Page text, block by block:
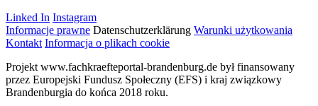
Linked In Instagram
Informacje prawne Datenschutzerklärung Warunki użytkowania
Kontakt Informacja o plikach cookie
Projekt www.fachkraefteportal-brandenburg.de był finansowany
przez Europejski Fundusz Społeczny (EFS) i kraj związkowy
Brandenburgia do końca 2018 roku.